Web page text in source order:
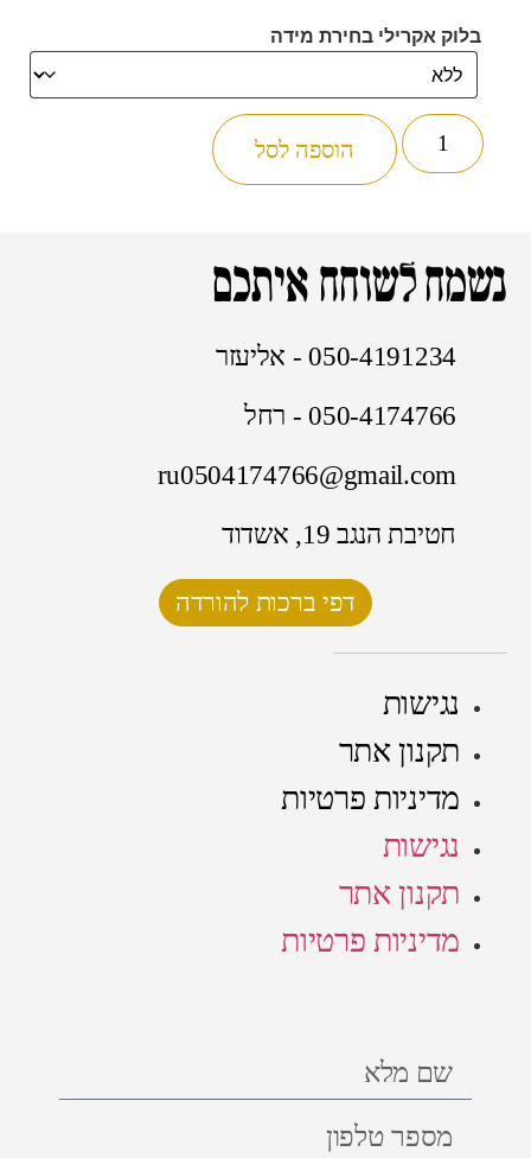
בלוק אקרילי בחירת מידה
הוספה לסל
נשמח לשוחח איתכם
050-4191234 - אליעזר
050-4174766 - רחל
ru0504174766@gmail.com
חטיבת הנגב 19, אשדוד
דפי ברכות להורדה
נגישות
תקנון אתר
מדיניות פרטיות
נגישות
תקנון אתר
מדיניות פרטיות